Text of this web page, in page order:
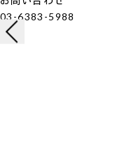
03-6383-5988